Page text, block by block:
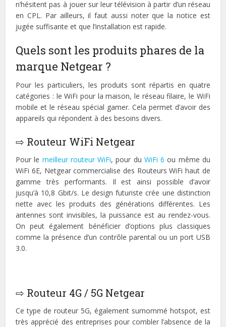
n’hésitent pas à jouer sur leur télévision à partir d’un réseau
en CPL. Par ailleurs, il faut aussi noter que la notice est
jugée suffisante et que l’installation est rapide.
Quels sont les produits phares de la
marque Netgear ?
Pour les particuliers, les produits sont répartis en quatre
catégories : le WiFi pour la maison, le réseau filaire, le WiFi
mobile et le réseau spécial gamer. Cela permet d’avoir des
appareils qui répondent à des besoins divers.
⇨ Routeur WiFi Netgear
Pour le meilleur routeur WiFi, pour du WiFi 6 ou même du
WiFi 6E, Netgear commercialise des Routeurs WiFi haut de
gamme très performants. Il est ainsi possible d’avoir
jusqu’à 10,8 Gbit/s. Le design futuriste crée une distinction
nette avec les produits des générations différentes. Les
antennes sont invisibles, la puissance est au rendez-vous.
On peut également bénéficier d’options plus classiques
comme la présence d’un contrôle parental ou un port USB
3.0.
⇨ Routeur 4G / 5G Netgear
Ce type de routeur 5G, également surnommé hotspot, est
très apprécié des entreprises pour combler l’absence de la